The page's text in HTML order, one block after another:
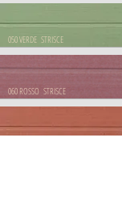
050 VERDE STRISCE
060 ROSSO STRISCE